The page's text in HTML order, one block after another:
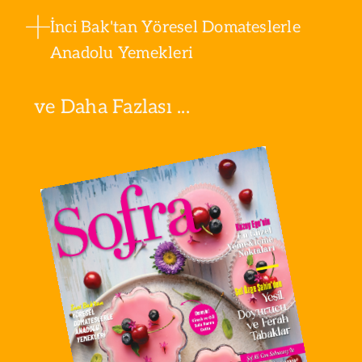
İnci Bak'tan Yöresel Domateslerle
Anadolu Yemekleri
ve Daha Fazlası ...